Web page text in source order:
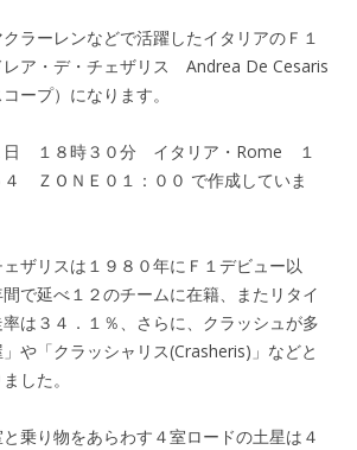
ラーレンなどで活躍したイタリアのＦ１
レア・デ・チェザリス Andrea De Cesaris
ープ）になります。
日 １８時３０分 イタリア・Rome １
ＺＯＮＥ０１：００ で作成していま
ザリスは１９８０年にＦ１デビュー以
で延べ１２のチームに在籍、またリタイ
は３４．１％、さらに、クラッシュが多
や「クラッシャリス(Crasheris)」などと
した。
乗り物をあらわす４室ロードの土星は４